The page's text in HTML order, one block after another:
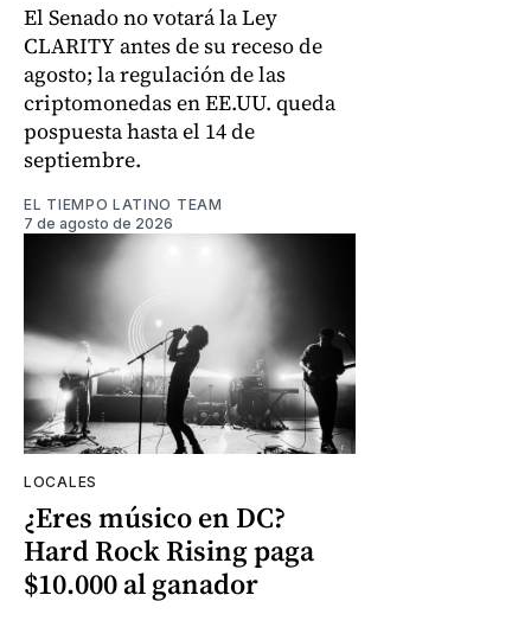
El Senado no votará la Ley
CLARITY antes de su receso de
agosto; la regulación de las
criptomonedas en EE.UU. queda
pospuesta hasta el 14 de
septiembre.
EL TIEMPO LATINO TEAM
7 de agosto de 2026
LOCALES
¿Eres músico en DC?
Hard Rock Rising paga
$10.000 al ganador